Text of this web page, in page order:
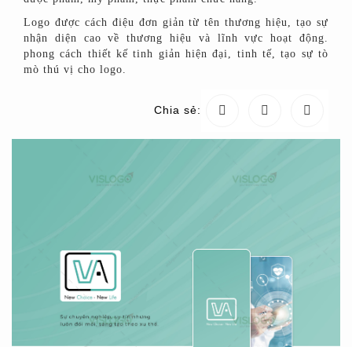
Logo được cách điệu đơn giản từ tên thương hiệu, tạo sự
nhận diện cao về thương hiệu và lĩnh vực hoạt động.
phong cách thiết kế tinh giản hiện đại, tinh tế, tạo sự tò
mò thú vị cho logo.
Chia sẻ: